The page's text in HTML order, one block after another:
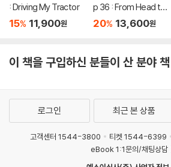
: Driving My Tractor
15% 11,900원
p 36 : From Head to
Toe
20% 13,600원
이 책을 구입하신 분들이 산 분야 책
로그인 최근 본 상품
고객센터 1544-3800 티켓 1544-6399
eBook 1:1문의/채팅상담